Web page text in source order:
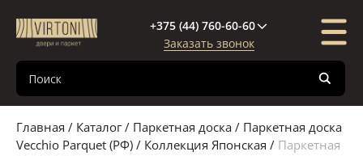
+375 (44) 760-60-60
Заказать звонок
Главная / Каталог/ Паркетная доска / Паркетная доска
Vecchio Parquet (РФ) / Коллекция Японская / Паркетная
Каталог
Межкомнатные двери
Входные двери
Компания
О компании
Новости
Покупателю
Доставка и оплата
Кредиты и рассрочки